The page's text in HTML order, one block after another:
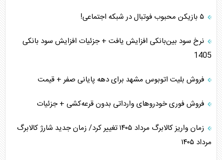
نرخ سود بین‌بانکی افزایش یافت + جزئیات افزایش سود بانکی
1405
فروش بلیت اتوبوس مشهد برای دهه پایانی صفر + قیمت
فروش فوری خودرو‌های وارداتی بدون قرعه‌کشی + جزئیات
زمان واریز کالابرگ مرداد ۱۴۰۵ تغییر کرد/ زمان جدید شارژ کالابرگ
مرداد ۱۴۰۵